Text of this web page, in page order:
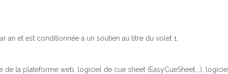
an et est conditionnée à un soutien au titre du volet 1.
la plateforme web, logiciel de cue sheet (EasyCueSheet,…), logiciel